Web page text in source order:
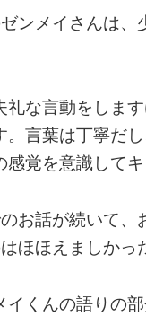
ンメイさんは
な言動をしま
。言葉は丁寧だ
覚を意識して
お話が続いて
ほほえましかっ
イくんの語りの